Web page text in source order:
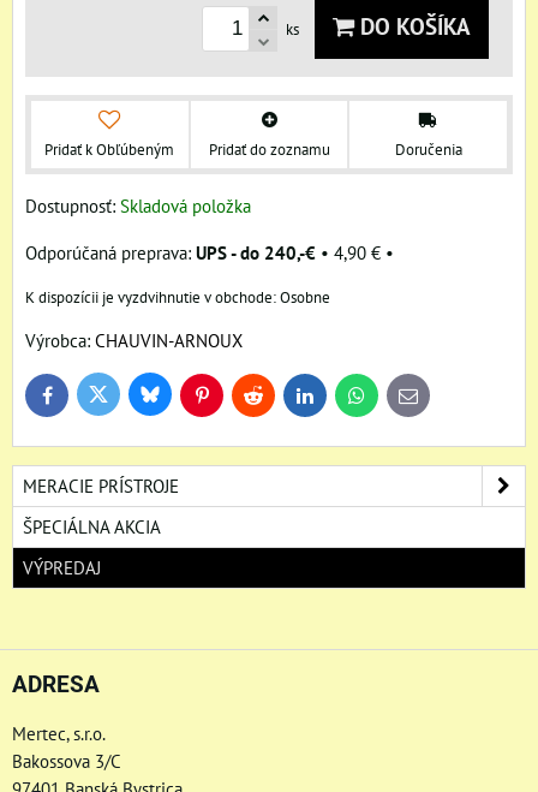
ks DO KOŠÍKA
Pridať k Obľúbeným Pridať do zoznamu Doručenia
Dostupnosť: Skladová položka
UPS - do 240,-€ • 4,90 € •
Osobne
Výrobca: CHAUVIN-ARNOUX
FacebookTwitter BlueskyPinterestReddit LinkedInWhatsApp
E-
mail
MERACIE PRÍSTROJE
ŠPECIÁLNA AKCIA
VÝPREDAJ
ADRESA
Mertec, s.r.o.
Bakossova 3/C